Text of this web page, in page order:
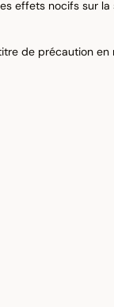
effets nocifs sur
de précaution en